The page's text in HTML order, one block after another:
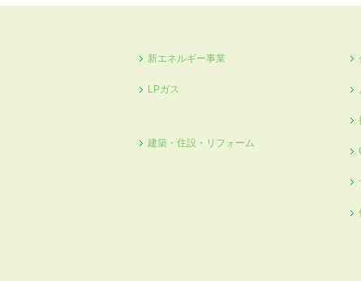
新エネルギー事業
LPガス
建築・住設・リフォーム